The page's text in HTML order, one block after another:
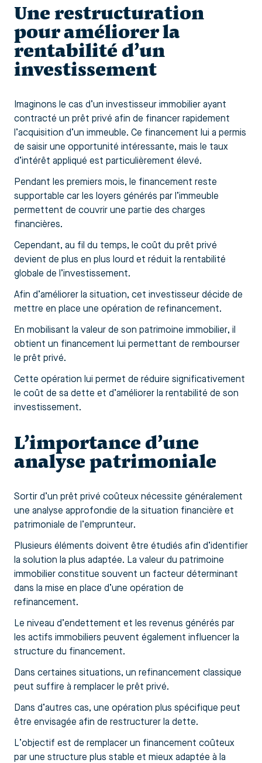
Une restructuration
pour améliorer la
rentabilité d’un
investissement
Imaginons le cas d’un investisseur immobilier ayant
contracté un prêt privé afin de financer rapidement
l’acquisition d’un immeuble. Ce financement lui a permis
de saisir une opportunité intéressante, mais le taux
d’intérêt appliqué est particulièrement élevé.
Pendant les premiers mois, le financement reste
supportable car les loyers générés par l’immeuble
permettent de couvrir une partie des charges
financières.
Cependant, au fil du temps, le coût du prêt privé
devient de plus en plus lourd et réduit la rentabilité
globale de l’investissement.
Afin d’améliorer la situation, cet investisseur décide de
mettre en place une opération de refinancement.
En mobilisant la valeur de son patrimoine immobilier, il
obtient un financement lui permettant de rembourser
le prêt privé.
Cette opération lui permet de réduire significativement
le coût de sa dette et d’améliorer la rentabilité de son
investissement.
L’importance d’une
analyse patrimoniale
Sortir d’un prêt privé coûteux nécessite généralement
une analyse approfondie de la situation financière et
patrimoniale de l’emprunteur.
Plusieurs éléments doivent être étudiés afin d’identifier
la solution la plus adaptée. La valeur du patrimoine
immobilier constitue souvent un facteur déterminant
dans la mise en place d’une opération de
refinancement.
Le niveau d’endettement et les revenus générés par
les actifs immobiliers peuvent également influencer la
structure du financement.
Dans certaines situations, un refinancement classique
peut suffire à remplacer le prêt privé.
Dans d’autres cas, une opération plus spécifique peut
être envisagée afin de restructurer la dette.
L’objectif est de remplacer un financement coûteux
par une structure plus stable et mieux adaptée à la